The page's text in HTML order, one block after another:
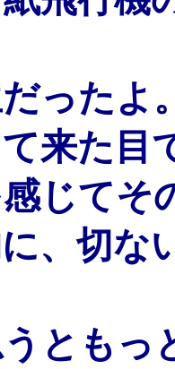
ったよ
来た目
じてそ
、切な
ともっ